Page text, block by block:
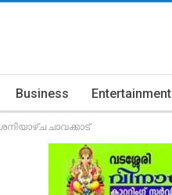
Business Entertainment
ചാവക്കാട്